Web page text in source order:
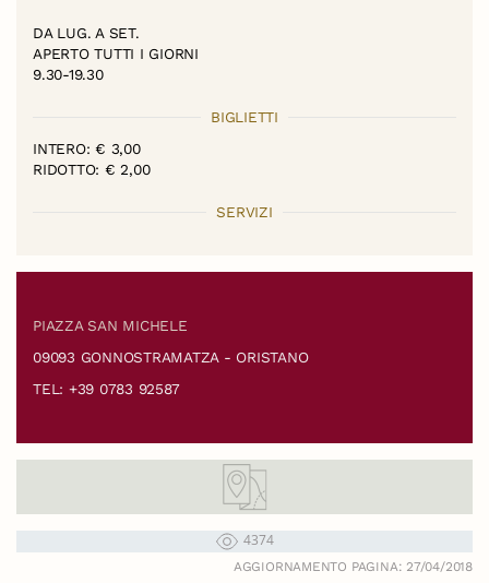
DA LUG. A SET.
APERTO TUTTI I GIORNI
9.30-19.30
BIGLIETTI
INTERO: € 3,00
RIDOTTO: € 2,00
SERVIZI
PIAZZA SAN MICHELE
09093 GONNOSTRAMATZA - ORISTANO
TEL: +39 0783 92587
4374
AGGIORNAMENTO PAGINA: 27/04/2018